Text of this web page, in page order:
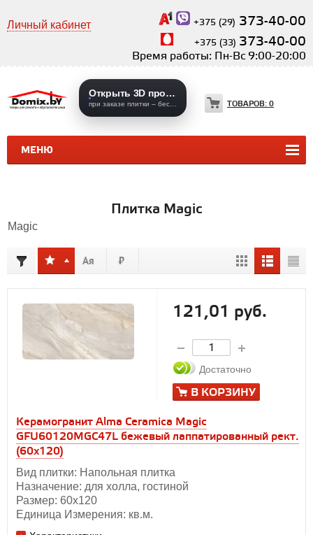
Личный кабинет +375 (29) 373-40-00
+375 (33) 373-40-00
Время работы: Пн-Вс 9:00-20:00
МЕНЮ
Открыть 3D проекты
ТОВАРОВ: 0
КЕРАМИЧЕСКАЯ ПЛИТКА
Плитка Magic
Magic
Керамогранит Alma Ceramica Magic
GFU60120MGC47L бежевый лаппатированный рект.
(60x120)
Вид плитки: Напольная плитка
Назначение: для холла, гостиной
Размер: 60x120
Единица Измерения: кв.м.
121,01 руб.
Достаточно
В КОРЗИНУ